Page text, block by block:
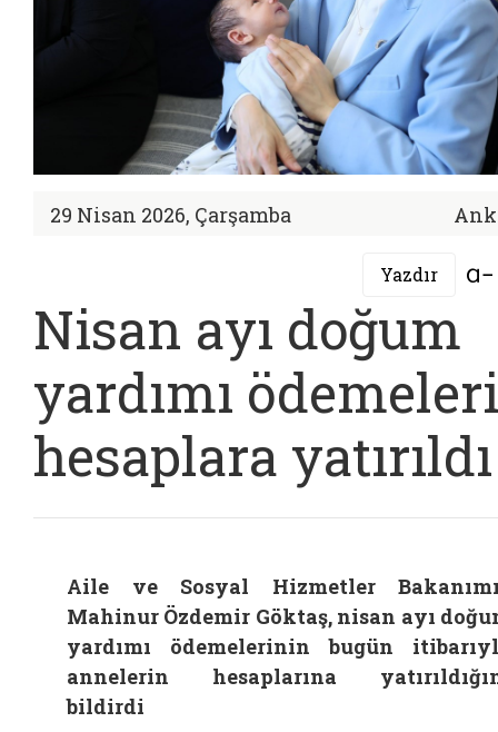
29 Nisan 2026, Çarşamba
Yazdır
Nisan ayı doğum
yardımı ödemeleri
hesaplara yatırıldı
Aile ve Sosyal Hizmetler
Mahinur Özdemir Göktaş, nisan ayı
yardımı ödemelerinin bugün
annelerin hesaplarına
bildirdi